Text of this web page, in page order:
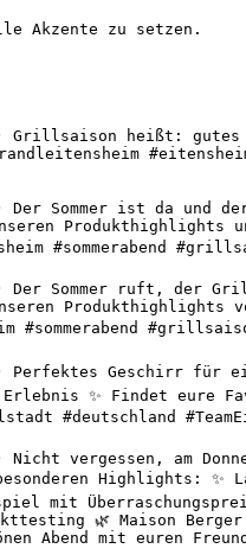
Akzente zu setzen.
Grillsaison heißt:
Der Sommer ist da und
Produkthighlights
#sommerabend
Der Sommer ruft, der
Produkthighlights
#sommerabend
Geschirr für
Erlebnis ✨ Findet eure
#deutschland
vergessen, am
Highlights: ✨
mit
🌿 Maison
Abend mit euren